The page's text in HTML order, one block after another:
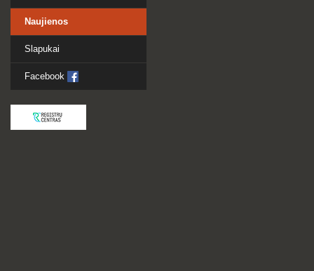
Naujienos
Slapukai
Facebook